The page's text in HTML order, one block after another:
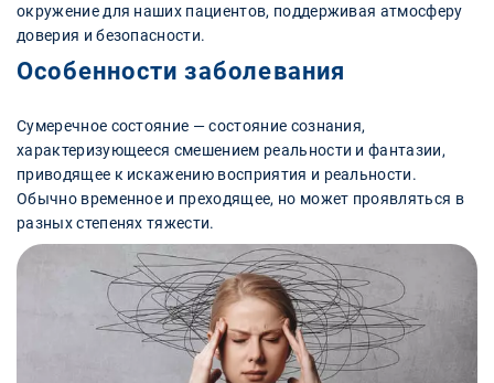
окружение для наших пациентов, поддерживая атмосферу
доверия и безопасности.
Особенности заболевания
Сумеречное состояние — состояние сознания,
характеризующееся смешением реальности и фантазии,
приводящее к искажению восприятия и реальности.
Обычно временное и преходящее, но может проявляться в
разных степенях тяжести.